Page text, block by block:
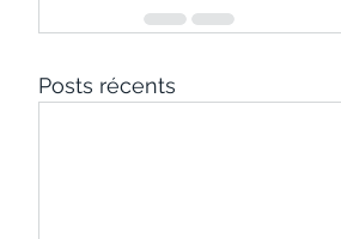
Posts récents